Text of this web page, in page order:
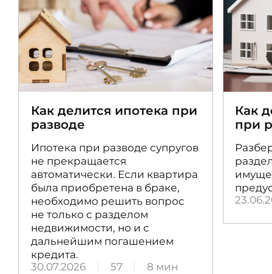
Как делится ипотека при
разводе
Ипотека при разводе супругов
не прекращается
автоматически. Если квартира
была приобретена в браке,
необходимо решить вопрос
не только с разделом
недвижимости, но и с
дальнейшим погашением
кредита.
30.07.2026
57 8 мин
Как
при